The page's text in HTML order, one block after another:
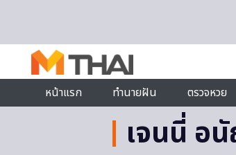
หน้าแรก
ทำนายฝัน ตรวจหวย
เจนนี่ อ